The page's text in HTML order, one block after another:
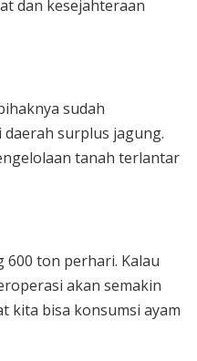
dan kesejahteraan
sudah
daerah surplus jagung.
tanah terlantar
600 ton perhari. Kalau
akan semakin
kita bisa konsumsi ayam